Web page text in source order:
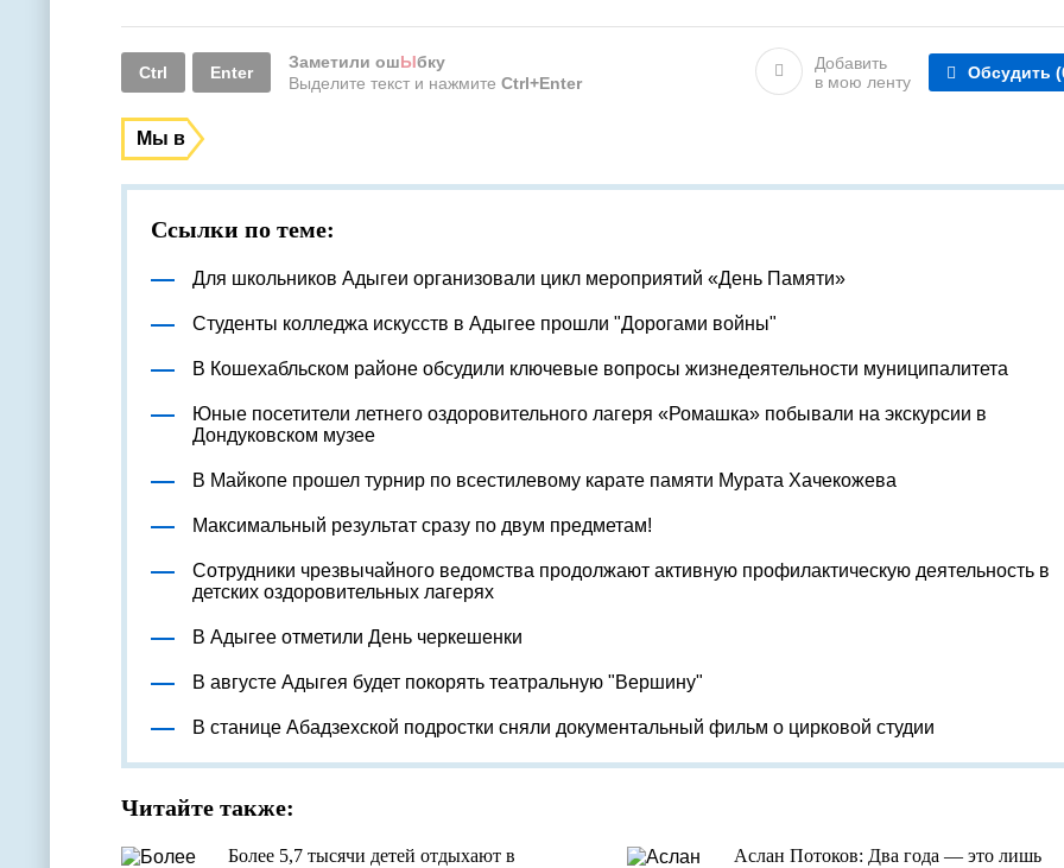
Ctrl Enter
Заметили ошЫбку
Выделите текст и нажмите Ctrl+Enter
Добавить
в мою ленту
Обсудить
Мы в
Ссылки по теме:
Для школьников Адыгеи организовали цикл мероприятий «День Памяти»
Студенты колледжа искусств в Адыгее прошли "Дорогами войны"
В Кошехабльском районе обсудили ключевые вопросы жизнедеятельности муниципалитета
Юные посетители летнего оздоровительного лагеря «Ромашка» побывали на экскурсии в
Дондуковском музее
В Майкопе прошел турнир по всестилевому карате памяти Мурата Хачекожева
Максимальный результат сразу по двум предметам!
Сотрудники чрезвычайного ведомства продолжают активную профилактическую деятельность в
детских оздоровительных лагерях
В Адыгее отметили День черкешенки
В августе Адыгея будет покорять театральную "Вершину"
В станице Абадзехской подростки сняли документальный фильм о цирковой студии
Читайте также:
Более 5,7 тысячи детей отдыхают в
Аслан Потоков: Два года — это лишь